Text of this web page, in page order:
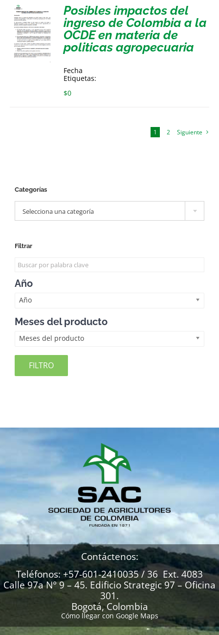
Posibles impactos del
ingreso de Colombia a la
OCDE en materia de
politicas agropecuaria
Fecha
Etiquetas:
$0
1 2 Siguiente
Categorías
Selecciona una categoría
Filtrar
Año
Año
Meses del producto
Meses del producto
FILTRO
Contáctenos:
Teléfonos: +57-601-2410035 / 36 Ext. 4083
Calle 97a N° 9 – 45. Edificio Strategic 97 – Oficina
301.
Bogotá, Colombia
Cómo llegar con Google Maps